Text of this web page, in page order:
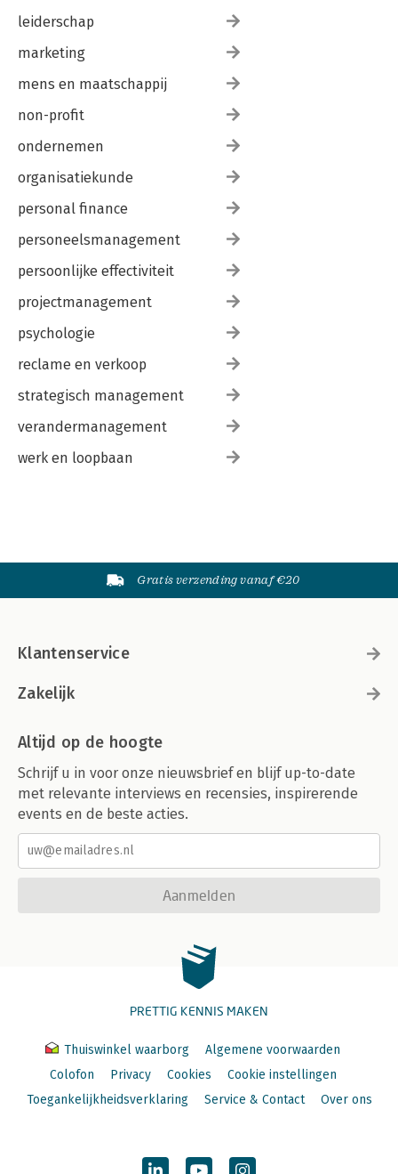
leiderschap
marketing
mens en maatschappij
non-profit
ondernemen
organisatiekunde
personal finance
personeelsmanagement
persoonlijke effectiviteit
projectmanagement
psychologie
reclame en verkoop
strategisch management
verandermanagement
werk en loopbaan
Gratis verzending vanaf €20
Klantenservice
Zakelijk
Altijd op de hoogte
Schrijf u in voor onze nieuwsbrief en blijf up-to-date
met relevante interviews en recensies, inspirerende
events en de beste acties.
Aanmelden
PRETTIG KENNIS MAKEN
Thuiswinkel waarborg
Algemene voorwaarden
Colofon
Privacy Cookies
Cookie instellingen
Toegankelijkheidsverklaring
Service & Contact Over ons